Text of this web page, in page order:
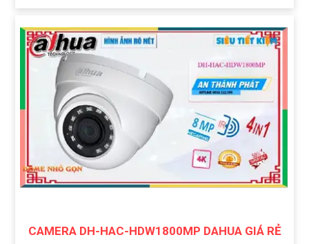
CAMERA DH-HAC-HDW1800MP DAHUA GIÁ RẺ